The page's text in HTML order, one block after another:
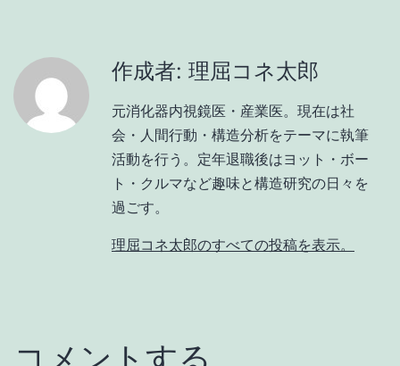
作成者: 理屈コネ太郎
元消化器内視鏡医・産業医。現在は社
会・人間行動・構造分析をテーマに執筆
活動を行う。定年退職後はヨット・ボー
ト・クルマなど趣味と構造研究の日々を
過ごす。
理屈コネ太郎のすべての投稿を表示。
コメントする